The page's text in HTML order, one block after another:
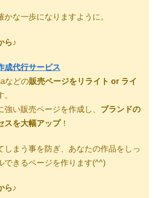
かな一歩になりますように。
ら♪
代行サービス
などの販売ページをリライト or ライ
強い販売ページを作成し、 ブランドの
スを大幅アップ！
しまう事を防ぎ、あなたの作品をしっ
できるページを作ります(^^)
ら♪